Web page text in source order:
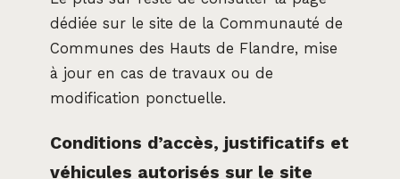
dédiée sur le site de la Communauté de
Communes des Hauts de Flandre, mise
à jour en cas de travaux ou de
modification ponctuelle.
Conditions d’accès, justificatifs et
véhicules autorisés sur le site